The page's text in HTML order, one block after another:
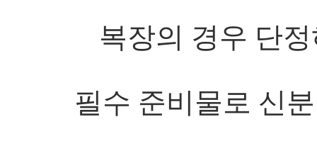
복장의 경우 단
필수 준비물로 신